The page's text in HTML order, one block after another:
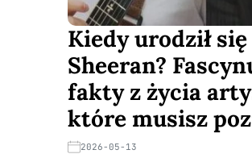
Kiedy urodził się
Sheeran?
fakty z życia
które musisz
2026-05-13